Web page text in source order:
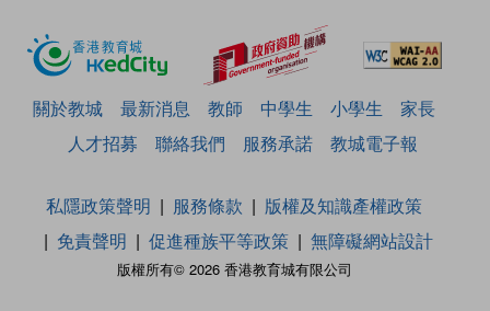
關於教城 最新消息 教師 中學生 小學生
家長
人才招募
聯絡我們 服務承諾 教城電子報
版權所有© 2026 香港教育城有限公司
私隱政策聲明 服務條款
版權及知識產權政策
免責聲明
促進種族平等政策 無障礙網站設計